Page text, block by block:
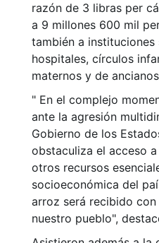
razón de 3 libras per
a 9 millones 600 mil
también a instituciones
hospitales, círculos
maternos y de
" En el complejo
ante la agresión
Gobierno de los
obstaculiza el acceso
otros recursos
socioeconómica del
arroz será recibido
nuestro pueblo",